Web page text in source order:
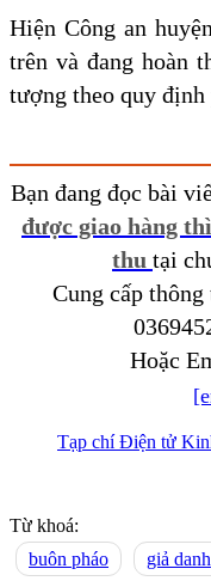
Hiện Công an
trên và đang hoàn
tượng theo quy định
Bạn đang đọc bài
được giao hàng
thu tại
Cung cấp
Hoặc
Tạp chí Điện tử
Từ khoá:
buôn pháo
giả danh